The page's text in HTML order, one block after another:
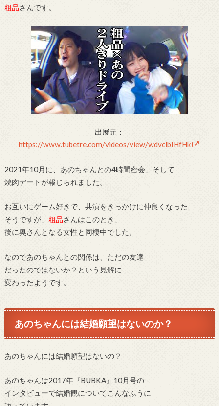
粗品さんです。
出展元：
https://www.tubetre.com/videos/view/wdvclbIHfHk
2021年10月に、あのちゃんとの4時間密会、そして
焼肉デートが報じられました。
お互いにゲーム好きで、共演をきっかけに仲良くなった
そうですが、 粗品さんはこのとき、
後に奥さんとなる女性と同棲中でした。
なのであのちゃんとの関係は、ただの友達
だったのではないか？という見解に
変わったようです。
あのちゃんには結婚願望はないのか？
あのちゃんには結婚願望はないの？
あのちゃんは2017年『BUBKA』10月号の
インタビューで結婚観についてこんなふうに